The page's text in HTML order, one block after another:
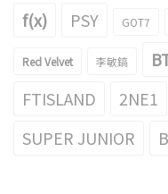
f(x) PSY GOT7
Red Velvet 李敏鎬
FTISLAND
2NE1
SUPER JUNIOR